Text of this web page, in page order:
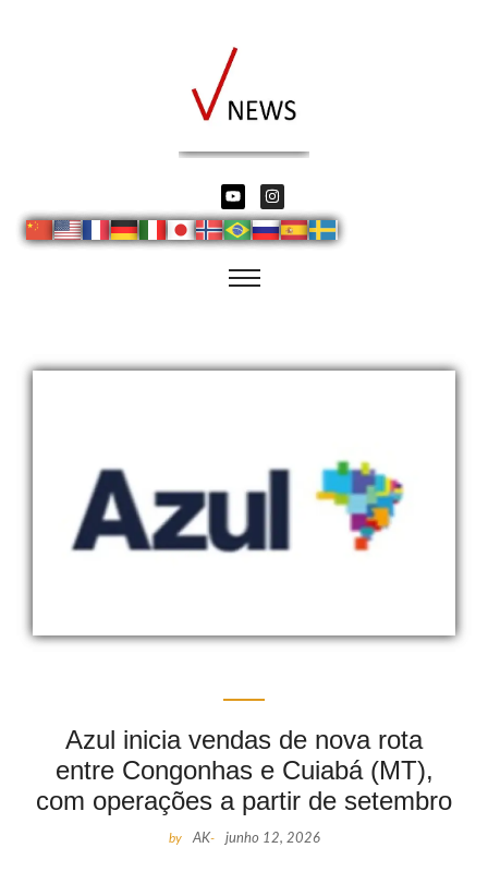
Azul inicia vendas de nova rota
entre Congonhas e Cuiabá (MT),
com operações a partir de setembro
by AK- junho 12, 2026